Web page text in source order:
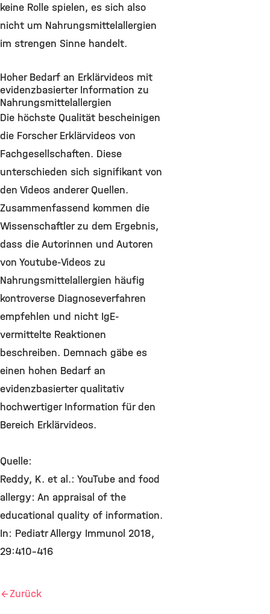
keine Rolle spielen, es sich also
nicht um Nahrungsmittelallergien
im strengen Sinne handelt.
Hoher Bedarf an Erklärvideos mit
evidenzbasierter Information zu
Nahrungsmittelallergien
Die höchste Qualität bescheinigen
die Forscher Erklärvideos von
Fachgesellschaften. Diese
unterschieden sich signifikant von
den Videos anderer Quellen.
Zusammenfassend kommen die
Wissenschaftler zu dem Ergebnis,
dass die Autorinnen und Autoren
von Youtube-Videos zu
Nahrungsmittelallergien häufig
kontroverse Diagnoseverfahren
empfehlen und nicht IgE-
vermittelte Reaktionen
beschreiben. Demnach gäbe es
einen hohen Bedarf an
evidenzbasierter qualitativ
hochwertiger Information für den
Bereich Erklärvideos.
Quelle:
Reddy, K. et al.: YouTube and food
allergy: An appraisal of the
educational quality of information.
In: Pediatr Allergy Immunol 2018,
29:410-416
Zurück